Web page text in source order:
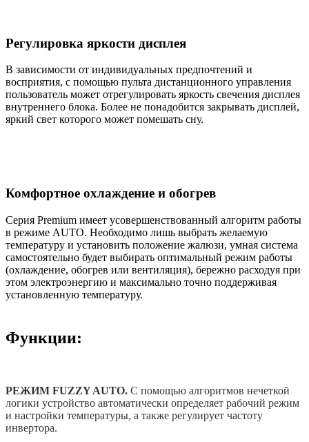
Регулировка яркости дисплея
В зависимости от индивидуальных предпочтений и
восприятия, с помощью пульта дистанционного управления
пользователь может отрегулировать яркость свечения дисплея
внутреннего блока. Более не понадобится закрывать дисплей,
яркий свет которого может помешать сну.
Комфортное охлаждение и обогрев
Серия Premium имеет усовершенствованный алгоритм работы
в режиме AUTO. Необходимо лишь выбрать желаемую
температуру и установить положение жалюзи, умная система
самостоятельно будет выбирать оптимальный режим работы
(охлаждение, обогрев или вентиляция), бережно расходуя при
этом электроэнергию и максимально точно поддерживая
установленную температуру.
Функции:
РЕЖИМ FUZZY AUTO. С помощью алгоритмов нечеткой
логики устройство автоматически определяет рабочий режим
и настройки температуры, а также регулирует частоту
инвертора.